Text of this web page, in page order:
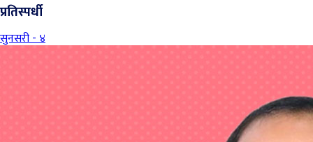
प्रतिस्पर्धी
सुनसरी - ४